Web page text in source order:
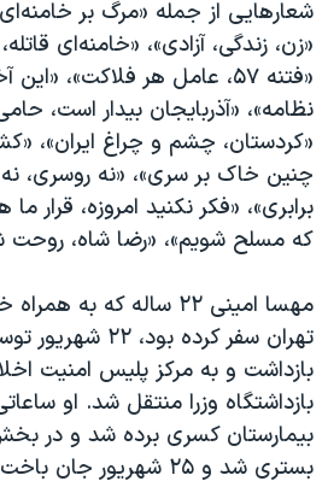
شعارهایی از جمله «مرگ بر
«زن، زندگی، آزادی»، «خامنه‌ای
«فتنه ۵۷، عامل هر فلاکت»،
نظامه»، «آذربایجان بیدار است،
«کردستان، چشم و چراغ ایران»،
چنین خاک بر سری»، «نه روسری،
برابری»، «فکر نکنید امروزه، قرار
که مسلح شویم»، «رضا شاه،‌ روحت
مهسا امینی ۲۲ ساله که
تهران سفر کرده‌
بازداشت و به مرکز پلیس امنیت
بازداشتگاه وزرا منتقل شد. او
بیمارستان کسری برده شد و در
بستری شد و ۲۵ شهریور جان باخت.